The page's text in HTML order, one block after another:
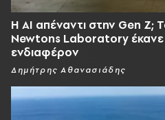
Η AI απέναντι στην Gen Z;
Newtons Laboratory έκανε
ενδιαφέρον
Δημήτρης Αθανασιάδης